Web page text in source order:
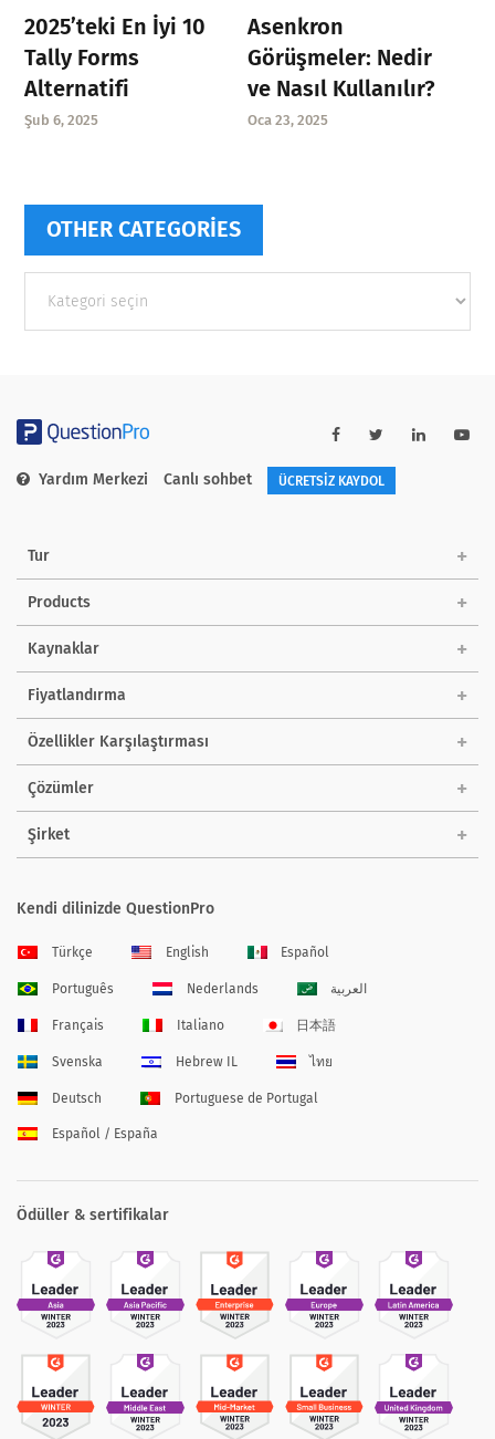
2025’teki En İyi 10
Tally Forms
Alternatifi
Şub 6, 2025
Asenkron
Görüşmeler: Nedir
ve Nasıl Kullanılır?
Oca 23, 2025
OTHER CATEGORIES
categories
Yardım Merkezi Canlı sohbet ÜCRETSİZ KAYDOL
Tur
Products
Kaynaklar
Fiyatlandırma
Özellikler Karşılaştırması
Çözümler
Şirket
Kendi dilinizde QuestionPro
Türkçe English Español
Português Nederlands العربية
Français Italiano 日本語
Svenska Hebrew IL ไทย
Deutsch Portuguese de Portugal
Español / España
Ödüller & sertifikalar